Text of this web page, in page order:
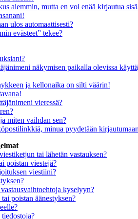
aiemmin, mutta en voi enää kirjautua
ulos automaattisesti?
evästeet” tekee?
näkymisen paikalla olevissa
ja kellonaika on silti väärin!
vieressä?
miten vaihdan sen?
minua pyydetään
tai lähetän vastauksen?
poistan viestejä?
viestiini?
kyselyyn?
poistan äänestyksen?